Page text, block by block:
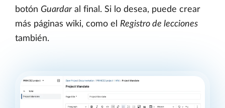
botón Guardaral final. Si lo desea, puede crear
más páginas wiki, como el Registro de lecciones
también.